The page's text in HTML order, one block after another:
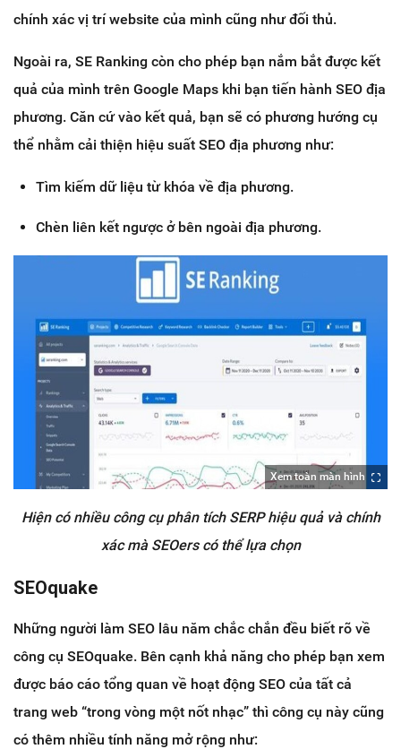
chính xác vị trí website của mình cũng như đối thủ.
Ngoài ra, SE Ranking còn cho phép bạn nắm bắt được kết
quả của mình trên Google Maps khi bạn tiến hành SEO địa
phương. Căn cứ vào kết quả, bạn sẽ có phương hướng cụ
thể nhằm cải thiện hiệu suất SEO địa phương như:
Tìm kiếm dữ liệu từ khóa về địa phương.
Chèn liên kết ngược ở bên ngoài địa phương.
Xem toàn màn hình
Hiện có nhiều công cụ phân tích SERP hiệu quả và chính
xác mà SEOers có thể lựa chọn
SEOquake
Những người làm SEO lâu năm chắc chắn đều biết rõ về
công cụ SEOquake. Bên cạnh khả năng cho phép bạn xem
được báo cáo tổng quan về hoạt động SEO của tất cả
trang web “trong vòng một nốt nhạc” thì công cụ này cũng
có thêm nhiều tính năng mở rộng như: